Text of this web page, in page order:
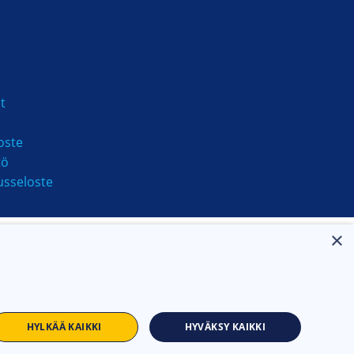
×
HYVÄKSY KAIKKI
HYLKÄÄ KAIKKI